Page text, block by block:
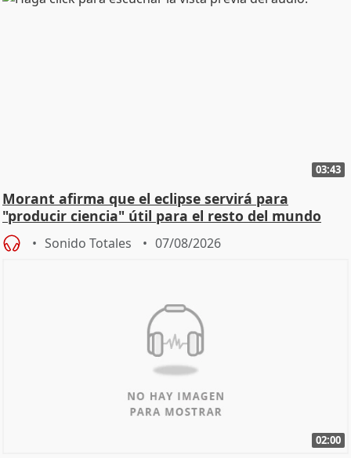
03:43
Morant afirma que el eclipse servirá para
"producir ciencia" útil para el resto del mundo
Sonido Totales 07/08/2026
02:00